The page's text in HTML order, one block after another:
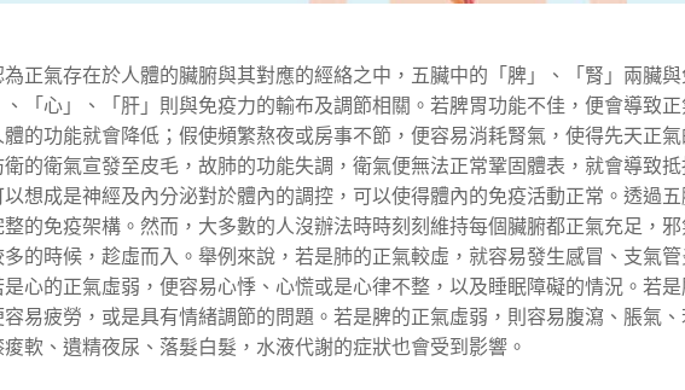
為正氣存在於人體的臟腑與其對應的經絡之中，五臟中的「脾」、「腎」兩臟與
、「心」、「肝」則與免疫力的輸布及調節相關。若脾胃功能不佳，便會導致
體的功能就會降低；假使頻繁熬夜或房事不節，便容易消耗腎氣，使得先天正
衛的衛氣宣發至皮毛，故肺的功能失調，衛氣便無法正常鞏固體表，就會導致
以想成是神經及內分泌對於體內的調控，可以使得體內的免疫活動正常。透過
整的免疫架構。然而，大多數的人沒辦法時時刻刻維持每個臟腑都正氣充足，
多的時候，趁虛而入。舉例來說，若是肺的正氣較虛，就容易發生感冒、支氣
是心的正氣虛弱，便容易心悸、心慌或是心律不整，以及睡眠障礙的情況。若
容易疲勞，或是具有情緒調節的問題。若是脾的正氣虛弱，則容易腹瀉、脹氣
軟、遺精夜尿、落髮白髮，水液代謝的症狀也會受到影響。